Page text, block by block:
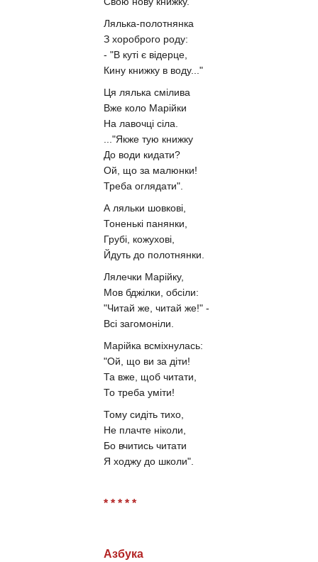
Лялька-полотнянка
З хороброго роду:
- "В куті є відерце,
Кину книжку в воду..."
Ця лялька смілива
Вже коло Марійки
На лавочці сіла.
..."Якже тую книжку
До води кидати?
Ой, що за малюнки!
Треба оглядати".
А ляльки шовкові,
Тоненькі панянки,
Грубі, кожухові,
Йдуть до полотнянки.
Лялечки Марійку,
Мов бджілки, обсіли:
"Читай же, читай же!" -
Всі загомоніли.
Марійка всміхнулась:
"Ой, що ви за діти!
Та вже, щоб читати,
То треба уміти!
Тому сидіть тихо,
Не плачте ніколи,
Бо вчитись читати
Я ходжу до школи".
* * * * *
Азбука